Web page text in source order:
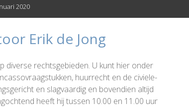
2020
Erik de Jong
diverse rechtsgebieden. U kunt hier onder
huurrecht en de civiele-
en slagvaardig en bovendien altijd
heeft hij tussen 10.00 en 11.00 uur